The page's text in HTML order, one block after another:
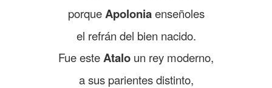
porqueApoloniaenseñoles
el refrán del bien nacido.
Fue esteAtalo un rey moderno,
a sus parientes distinto,